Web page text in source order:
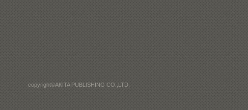
copyright©AKITA PUBLISHING CO.,LTD.